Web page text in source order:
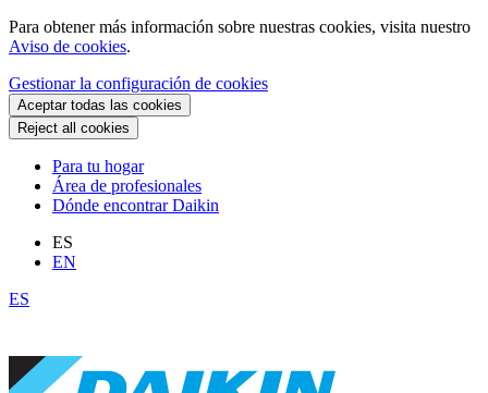
Para obtener más información sobre nuestras cookies, visita nuestro
Aviso de cookies.
Gestionar la configuración de cookies
Aceptar todas las cookies
Reject all cookies
Para tu hogar
Área de profesionales
Dónde encontrar Daikin
ES
EN
ES